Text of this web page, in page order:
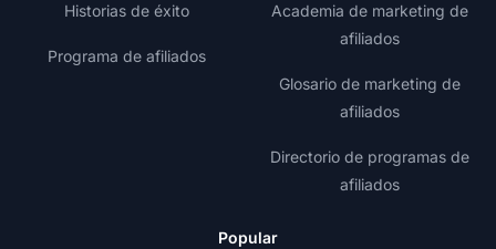
Historias de éxito
Programa de afiliados
Academia de marketing de
afiliados
Glosario de marketing de
afiliados
Directorio de programas de
afiliados
Popular